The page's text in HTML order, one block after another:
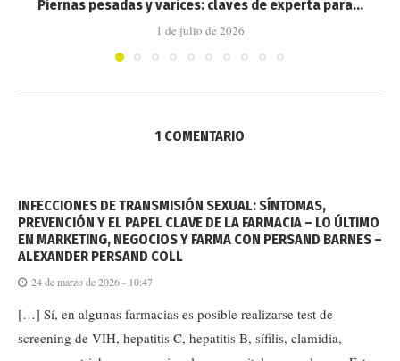
Piernas pesadas y varices: claves de experta para...
1 de julio de 2026
1 COMENTARIO
INFECCIONES DE TRANSMISIÓN SEXUAL: SÍNTOMAS,
PREVENCIÓN Y EL PAPEL CLAVE DE LA FARMACIA – LO ÚLTIMO
EN MARKETING, NEGOCIOS Y FARMA CON PERSAND BARNES –
ALEXANDER PERSAND COLL
24 de marzo de 2026 - 10:47
[…] Sí, en algunas farmacias es posible realizarse test de
screening de VIH, hepatitis C, hepatitis B, sífilis, clamidia,